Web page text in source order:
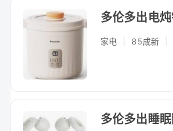
家电 85成新